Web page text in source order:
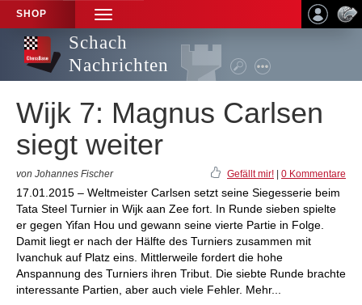
SHOP
TOGGLE
NAVIGATION
Schach
Nachrichten
Wijk 7: Magnus Carlsen
siegt weiter
von Johannes Fischer Gefällt mir! 0 Kommentare
17.01.2015 – Weltmeister Carlsen setzt seine Siegesserie beim
Tata Steel Turnier in Wijk aan Zee fort. In Runde sieben spielte
er gegen Yifan Hou und gewann seine vierte Partie in Folge.
Damit liegt er nach der Hälfte des Turniers zusammen mit
Ivanchuk auf Platz eins. Mittlerweile fordert die hohe
Anspannung des Turniers ihren Tribut. Die siebte Runde brachte
interessante Partien, aber auch viele Fehler. Mehr...